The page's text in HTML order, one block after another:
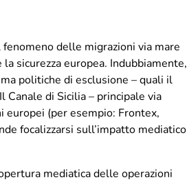
delle migrazioni via mare
sicurezza europea. Indubbiamente,
politiche di esclusione – quali il
di Sicilia – principale via
europei (per esempio: Frontex,
focalizzarsi sull’impatto mediatico
mediatica delle operazioni